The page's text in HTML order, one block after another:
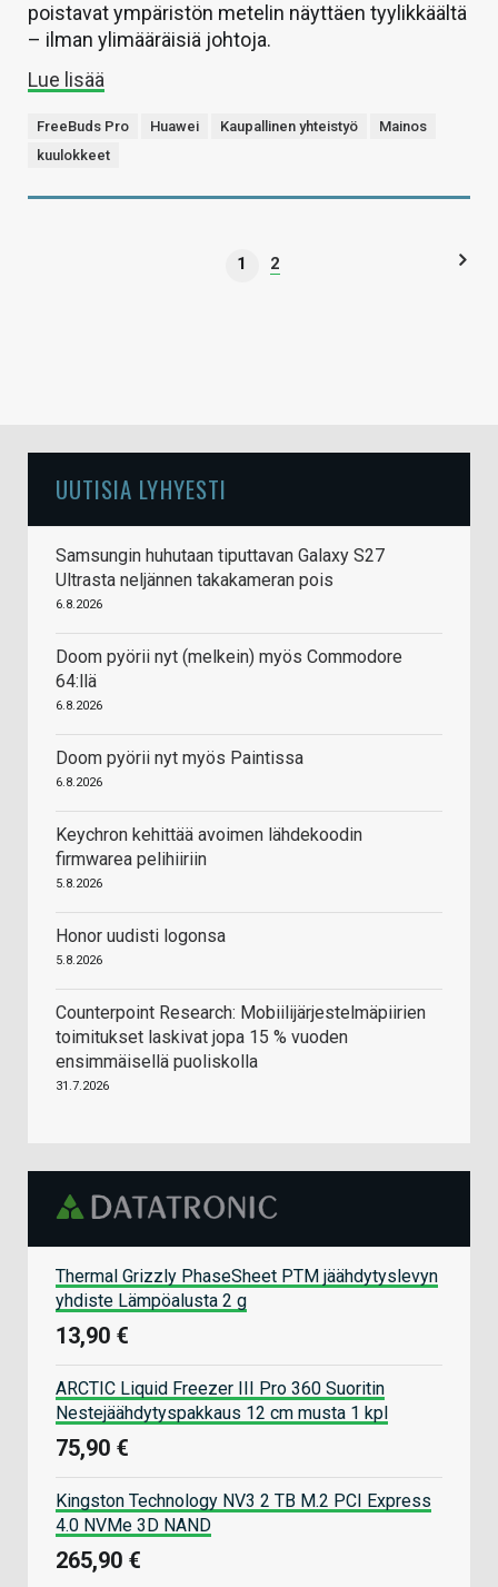
poistavat ympäristön metelin näyttäen tyylikkäältä
– ilman ylimääräisiä johtoja.
Lue lisää
FreeBuds Pro Huawei Kaupallinen yhteistyö
Mainos
kuulokkeet
1 2
UUTISIA LYHYESTI
Samsungin huhutaan tiputtavan Galaxy S27
Ultrasta neljännen takakameran pois
6.8.2026
Doom pyörii nyt (melkein) myös Commodore
64:llä
6.8.2026
Doom pyörii nyt myös Paintissa
6.8.2026
Keychron kehittää avoimen lähdekoodin
firmwarea pelihiiriin
5.8.2026
Honor uudisti logonsa
5.8.2026
Counterpoint Research: Mobiilijärjestelmäpiirien
toimitukset laskivat jopa 15 % vuoden
ensimmäisellä puoliskolla
31.7.2026
Thermal Grizzly PhaseSheet PTM jäähdytyslevyn
yhdiste Lämpöalusta 2 g
13,90 €
ARCTIC Liquid Freezer III Pro 360 Suoritin
Nestejäähdytyspakkaus 12 cm musta 1 kpl
75,90 €
Kingston Technology NV3 2 TB M.2 PCI Express
4.0 NVMe 3D NAND
265,90 €